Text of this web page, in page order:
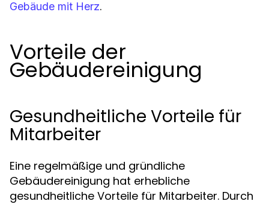
Gebäude mit Herz.
Vorteile der
Gebäudereinigung
Gesundheitliche Vorteile für
Mitarbeiter
Eine regelmäßige und gründliche
Gebäudereinigung hat erhebliche
gesundheitliche Vorteile für Mitarbeiter. Durch